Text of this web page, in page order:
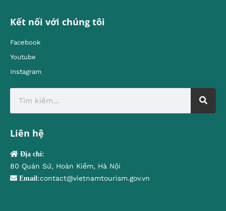
Kết nối với chúng tôi
Facebook
Youtube
Instagram
Liên hệ
Địa chỉ:
80 Quán Sứ, Hoàn Kiếm, Hà Nội
Email:contact@vietnamtourism.gov.vn